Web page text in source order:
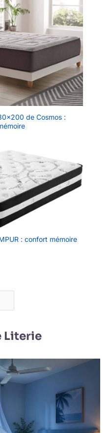
de Cosmos :
: confort mémoire
Literie